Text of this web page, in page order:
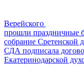
Верейского
прошли праздничные
собрание Сретенской
СДА подписала
Екатеринодарской